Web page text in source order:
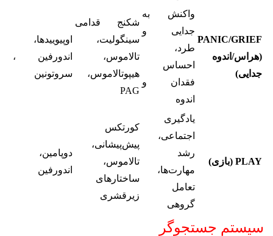
PANIC/GRIEF
(هراس/اندوه
جدایی)
واکنش به
جدایی و
طرد،
احساس
فقدان و
اندوه
شکنج قدامی
سینگولیت،
تالاموس،
هیپوتالاموس،
PAG
اوپیوییدها،
اندورفین ،
سروتونین
PLAY (بازی)
یادگیری
اجتماعی،
رشد
مهارت‌ها،
تعامل
گروهی
کورتکس
پیش‌پیشانی،
تالاموس،
ساختارهای
زیرقشری
دوپامین،
اندورفین
سیستم جستجوگر